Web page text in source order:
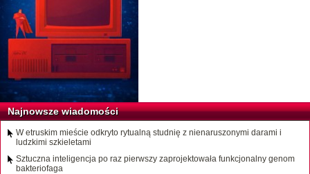
Najnowsze wiadomości
W etruskim mieście odkryto rytualną studnię z nienaruszonymi darami i
ludzkimi szkieletami
Sztuczna inteligencja po raz pierwszy zaprojektowała funkcjonalny genom
bakteriofaga